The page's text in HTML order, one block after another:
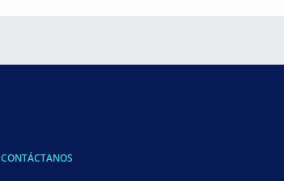
CONTÁCTANOS